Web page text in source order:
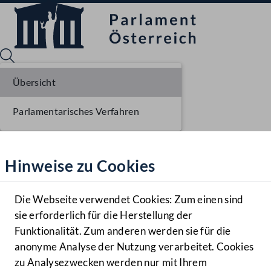
Hilfe
Benutzer
Navigationsmenü öffnen
MENÜ
Hinweise zu Cookies
Die Webseite verwendet Cookies: Zum einen sind
sie erforderlich für die Herstellung der
Funktionalität. Zum anderen werden sie für die
anonyme Analyse der Nutzung verarbeitet. Cookies
zu Analysezwecken werden nur mit Ihrem
Übersicht
Parlamentarisches Verfahren